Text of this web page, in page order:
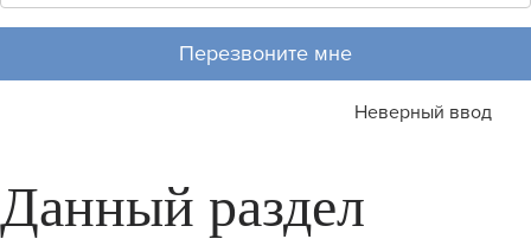
Перезвоните мне
Неверный ввод
Данный раздел